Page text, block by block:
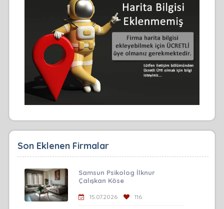
Son Eklenen Firmalar
Samsun Psikolog İlknur
Çalışkan Köse
15.07.2026 116